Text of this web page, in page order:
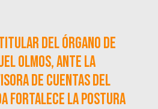
del órgano de
Olmos, ante la
de Cuentas del
fortalece la postura